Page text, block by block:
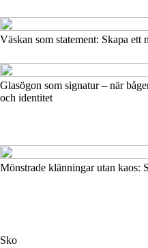
Väskan som statement: Skapa
Glasögon som signatur – när
och identitet
Mönstrade klänningar utan kaos:
Sko